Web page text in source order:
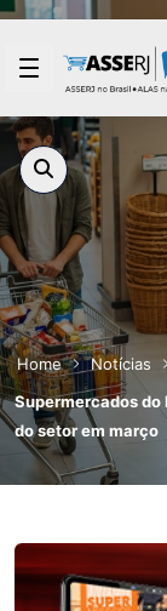
Pular para o
Home
Notícias
Supermercados
do setor em março